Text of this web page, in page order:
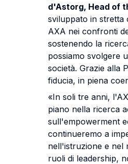
d'Astorg, Head of
sviluppato in stretta
AXA nei confronti
sostenendo la
possiamo svolgere
società. Grazie alla
fiducia, in piena
«In soli tre anni,
piano nella ricerca
sull'empowerment
continueremo a
nell'istruzione e nel
ruoli di leadership,